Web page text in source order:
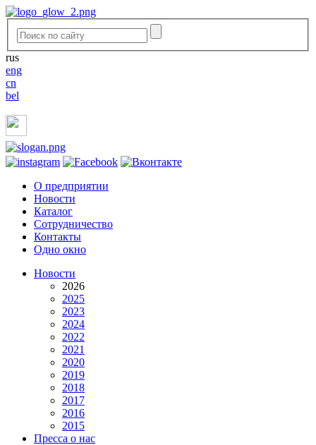
rus
eng
cn
bel
O предприятии
Новости
Каталог
Сотрудничество
Контакты
Одно окно
Новости
2026
2025
2023
2024
2022
2021
2020
2019
2018
2017
2016
2015
Пресса о нас